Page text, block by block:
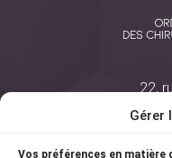
Gérer
Vos préférences en matière
22,